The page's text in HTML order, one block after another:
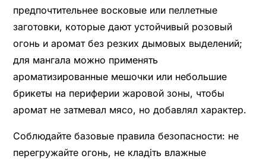
предпочтительнее восковые или пеллетные
заготовки, которые дают устойчивый розовый
огонь и аромат без резких дымовых выделений;
для мангала можно применять
ароматизированные мешочки или небольшие
брикеты на периферии жаровой зоны, чтобы
аромат не затмевал мясо, но добавлял характер.
Соблюдайте базовые правила безопасности: не
перегружайте огонь, не кладіть влажные